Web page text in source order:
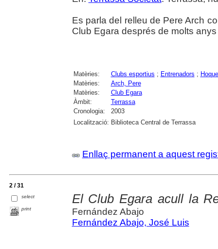
Es parla del relleu de Pere Arch
Club Egara després de molts
Matèries: Clubs esportius ; Entrenadors ;
Matèries:
Arch, Pere
Matèries:
Club Egara
Àmbit:
Terrassa
Cronologia:
2003
Localització: Biblioteca Central de Terrassa
Enllaç permanent a aquest
2 / 31
select
print
El Club Egara acull la
Fernández Abajo
Fernández Abajo, José Luis